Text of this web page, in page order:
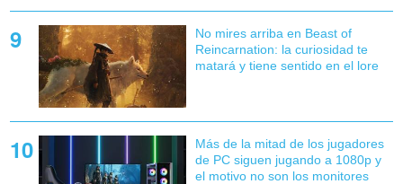
No mires arriba en Beast of
Reincarnation: la curiosidad te
matará y tiene sentido en el lore
Más de la mitad de los jugadores
de PC siguen jugando a 1080p y
el motivo no son los monitores